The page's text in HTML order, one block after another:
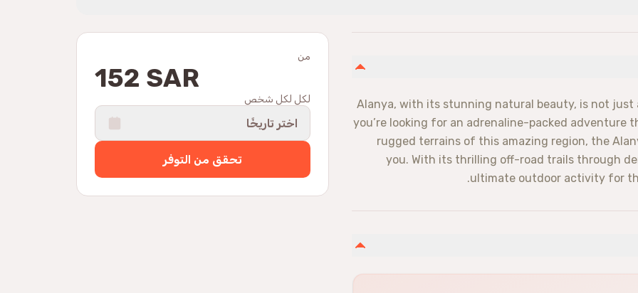
من
152 SAR
لكل لكل شخص
اختر تاريخًا
تحقق من التوفر
Alanya, with its stunning natural beauty, is not just
you’re looking for an adrenaline-packed adventure
rugged terrains of this amazing region, the
you. With its thrilling off-road trails through
ultimate outdoor activity for